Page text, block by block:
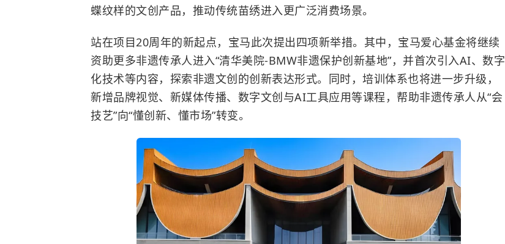
蝶纹样的文创产品，推动传统苗绣进入更广泛消费场景。
站在项目20周年的新起点，宝马此次提出四项新举措。其中，宝马爱心基金将继续
资助更多非遗传承人进入“清华美院-BMW非遗保护创新基地”，并首次引入AI、数字
化技术等内容，探索非遗文创的创新表达形式。同时，培训体系也将进一步升级，
新增品牌视觉、新媒体传播、数字文创与AI工具应用等课程，帮助非遗传承人从“会
技艺”向“懂创新、懂市场”转变。